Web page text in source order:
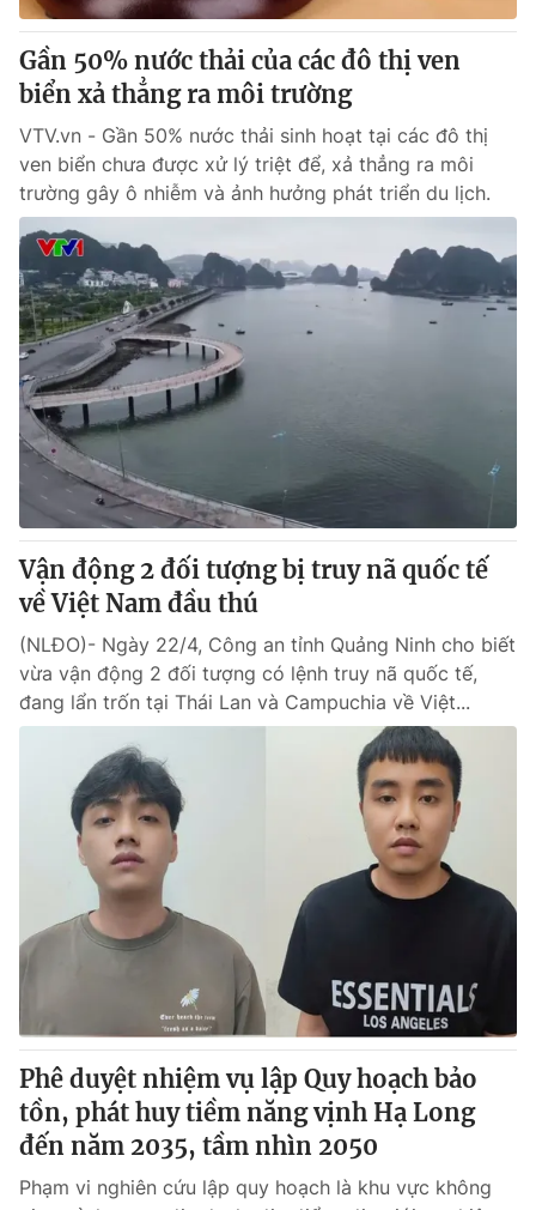
Gần 50% nước thải của các đô thị ven
biển xả thẳng ra môi trường
VTV.vn - Gần 50% nước thải sinh hoạt tại các đô thị
ven biển chưa được xử lý triệt để, xả thẳng ra môi
trường gây ô nhiễm và ảnh hưởng phát triển du lịch.
Vận động 2 đối tượng bị truy nã quốc tế
về Việt Nam đầu thú
(NLĐO)- Ngày 22/4, Công an tỉnh Quảng Ninh cho biết
vừa vận động 2 đối tượng có lệnh truy nã quốc tế,
đang lẩn trốn tại Thái Lan và Campuchia về Việt...
Phê duyệt nhiệm vụ lập Quy hoạch bảo
tồn, phát huy tiềm năng vịnh Hạ Long
đến năm 2035, tầm nhìn 2050
Phạm vi nghiên cứu lập quy hoạch là khu vực không